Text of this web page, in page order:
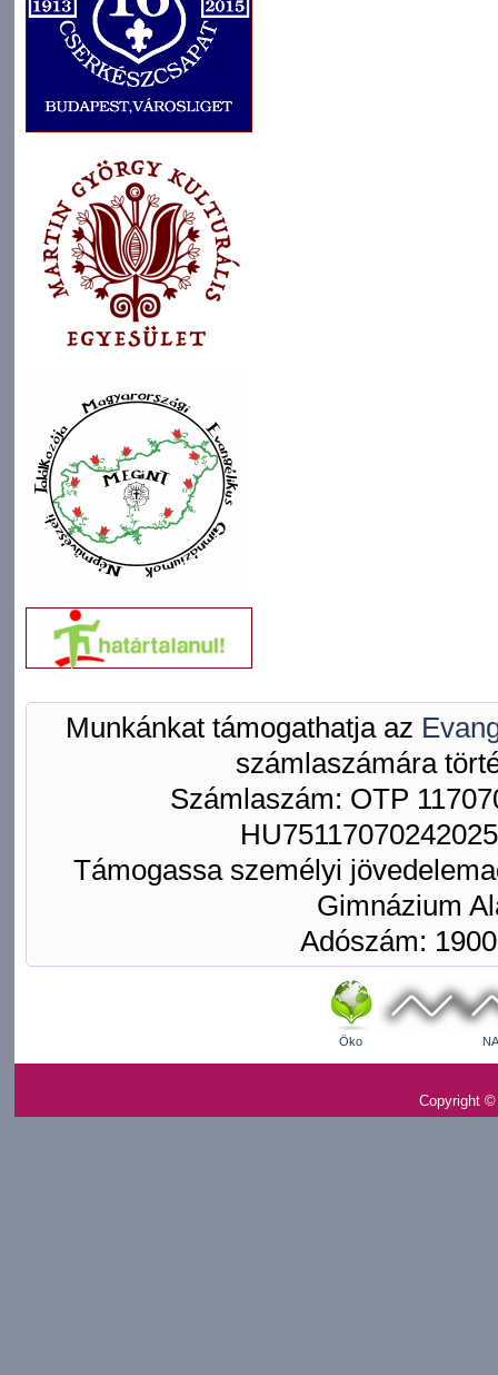
Munkánkat támogathatja az
számlaszámára
Számlaszám: OTP
Támogassa személyi
Gimnázium
Adószám:
Öko
Copyright